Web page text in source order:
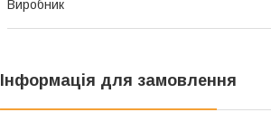
Виробник
Інформація для замовлення